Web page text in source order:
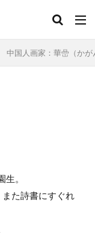
中国人画家：華嵒（かが
。
た詩書にすぐれ